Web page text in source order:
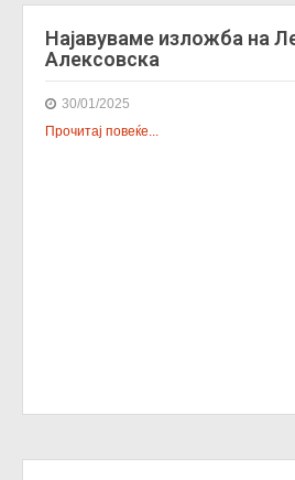
Најавуваме изложба на
Алексовска
30/01/2025
Прочитај повеќе...